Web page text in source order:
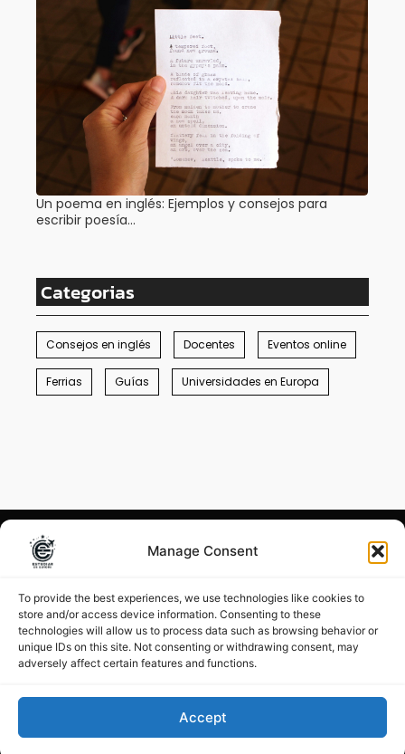
Manage Consent
To provide the best experiences, we use technologies like cookies to
store and/or access device information. Consenting to these
technologies will allow us to process data such as browsing behavior or
unique IDs on this site. Not consenting or withdrawing consent, may
adversely affect certain features and functions.
Accept
Un poema en inglés: Ejemplos y consejos para
escribir poesía…
Categorias
Consejos en inglés Docentes Eventos online
Ferrias Guías Universidades en Europa
© Estudiar en Europa 2026